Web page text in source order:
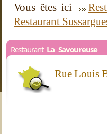
Vous êtes ici
Restaurant
Restaurant La Savoureuse
Rue Louis